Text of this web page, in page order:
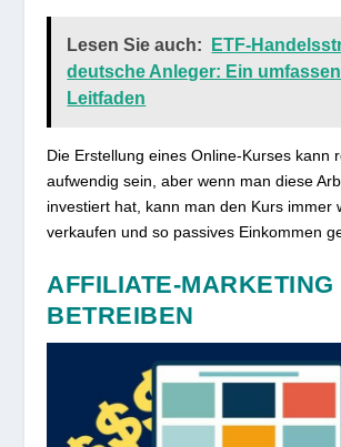
Lesen Sie auch:
ETF-
deutsche Anleger: Ein
Leitfaden
Die Erstellung eines Online-Kurses kann
aufwendig sein, aber wenn man diese
investiert hat, kann man den Kurs immer
verkaufen und so passives Einkommen
AFFILIATE-MARKETING
BETREIBEN